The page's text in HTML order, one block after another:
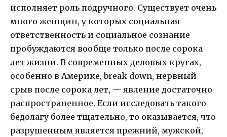
исполняет роль подручного. Существует очень
много женщин, у которых социальная
ответственность и социальное сознание
пробуждаются вообще только после сорока
лет жизни. В современных деловых кругах,
особенно в Америке, break down, нервный
срыв после сорока лет, — явление достаточно
распространенное. Если исследовать такого
бедолагу более тщательно, то оказывается, что
разрушенным является прежний, мужской,